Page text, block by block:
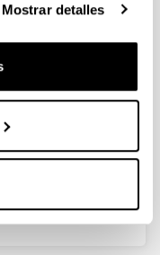
Mostrar detalles
Kb